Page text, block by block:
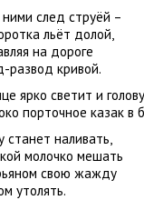
след струёй –
льёт долой,
на дороге
развод кривой.
ярко светит и
порточное казак в
станет наливать,
молочко мешать
свою жажду
утолять.